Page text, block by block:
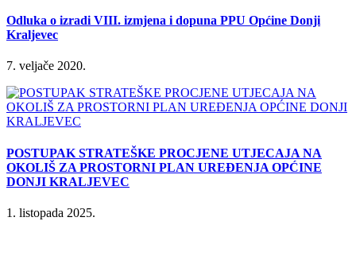
Odluka o izradi VIII. izmjena i dopuna PPU Općine Donji
Kraljevec
7. veljače 2020.
POSTUPAK STRATEŠKE PROCJENE UTJECAJA NA
OKOLIŠ ZA PROSTORNI PLAN UREĐENJA OPĆINE
DONJI KRALJEVEC
1. listopada 2025.